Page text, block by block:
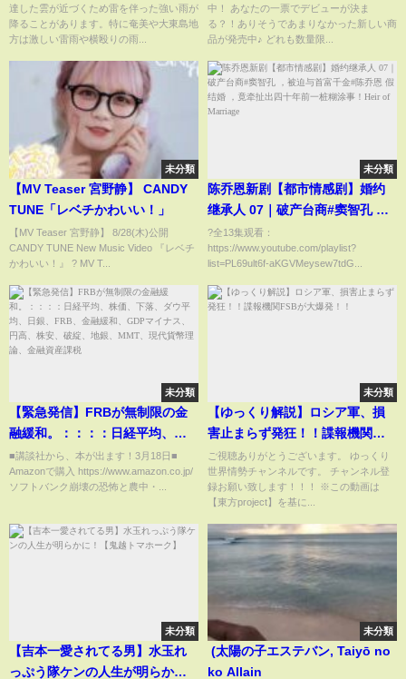
達した雲が近づくため雷を伴った強い雨が
降ることがあります。特に奄美や大東島地
方は激しい雷雨や横殴りの雨...
中！ あなたの一票でデビューが決ま
る？！ありそうであまりなかった新しい商
品が発売中♪ どれも数量限...
未分類
【MV Teaser 宮野静】 CANDY
TUNE「レベチかわいい！」
【MV Teaser 宮野静】 8/28(木)公開
CANDY TUNE New Music Video 『レベチ
かわいい！』 ? MV T...
未分類
陈乔恩新剧【都市情感剧】婚约
继承人 07｜破产台商#窦智孔 ，
被迫与首富千金#陈乔恩 假结婚
，竟牵扯出四十年前一桩糊涂
事！Heir of Marriage
?全13集观看：
https://www.youtube.com/playlist?
list=PL69ult6f-aKGVMeysew7tdG...
未分類
【緊急発信】FRBが無制限の金
融緩和。：：：：日経平均、株
価、下落、ダウ平均、日銀、
FRB、金融緩和、GDPマイナ
ス、円高、株安、破綻、地銀、
課税
■講談社から、本が出ます！3月18日■
Amazonで購入 https://www.amazon.co.jp/
ソフトバンク崩壊の恐怖と農中・...
未分類
【ゆっくり解説】ロシア軍、損
害止まらず発狂！！諜報機関
FSBが大爆発！！
ご視聴ありがとうございます。 ゆっくり
世界情勢チャンネルです。 チャンネル登
録お願い致します！！！ ※この動画は
【東方project】を基に...
未分類
【吉本一愛されてる男】水玉れ
っぷう隊ケンの人生が明らか
未分類
(太陽の子エステバン, Taiyō no
ko Allain